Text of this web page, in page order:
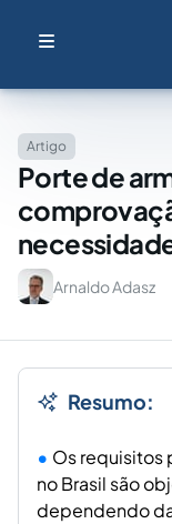
Artigo
Porte de
Arnaldo Adasz
Resumo:
Os requisitos
no Brasil são
dependendo